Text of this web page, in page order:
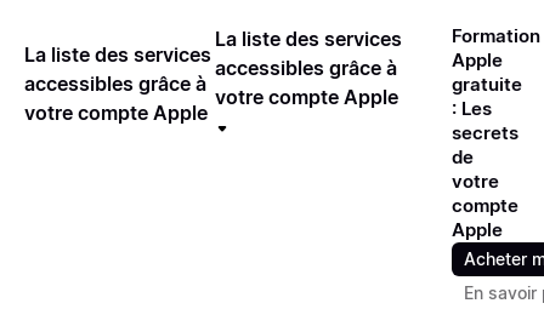
La liste des services
accessibles grâce à
votre compte Apple
La liste des services
accessibles grâce à
votre compte Apple
Formation
Apple
gratuite
: Les
secrets
de
votre
compte
Apple
Acheter
En savoir